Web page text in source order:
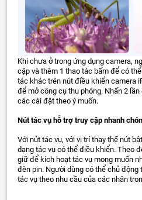
Khi chưa ở trong ứng dụng camera,
cập và thêm 1 thao tác bấm để có
tác khác trên nút điều khiển camera
để mở công cụ thu phóng. Nhấn 2
các cài đặt theo ý muốn.
Nút tác vụ hỗ trợ truy cập nhanh
Với nút tác vụ, với vị trí thay thế nút
dạng tác vụ có thể điều khiển. Theo
giữ để kích hoạt tác vụ mong muốn
đèn pin. Người dùng có thể chủ
tác vụ theo nhu cầu của các nhân